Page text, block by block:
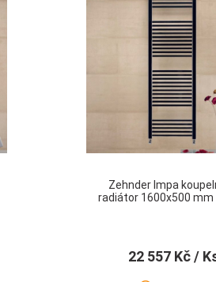
Zehnder Impa
radiátor 1600x500 mm
22 557 Kč/